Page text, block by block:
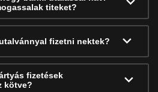
titeket?
fizetni nektek?
fizetések
kötve?